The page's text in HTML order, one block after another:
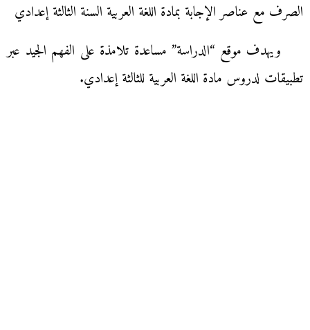
الصرف مع عناصر الإجابة بمادة اللغة العربية السنة الثالثة إعدادي
ويهدف موقع “الدراسة” مساعدة تلامذة على الفهم الجيد عبر
تطبيقات لدروس مادة اللغة العربية للثالثة إعدادي.